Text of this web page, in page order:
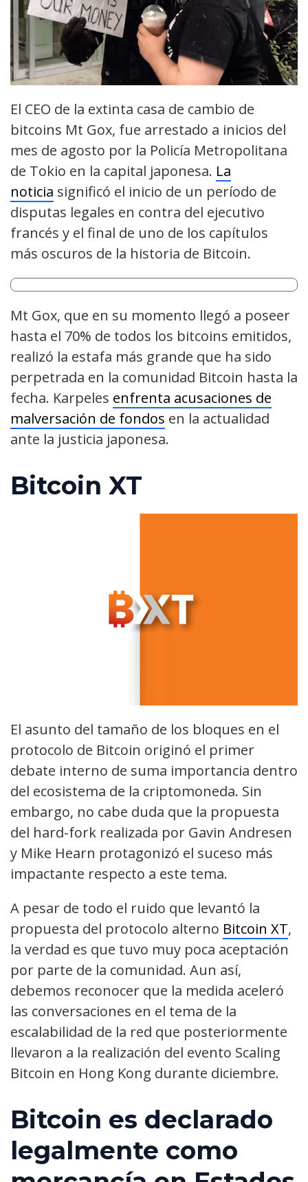
El CEO de la extinta casa de cambio de
bitcoins Mt Gox, fue arrestado a inicios del
mes de agosto por la Policía Metropolitana
de Tokio en la capital japonesa. La
noticia significó el inicio de un período de
disputas legales en contra del ejecutivo
francés y el final de uno de los capítulos
más oscuros de la historia de Bitcoin.
Mt Gox, que en su momento llegó a poseer
hasta el 70% de todos los bitcoins emitidos,
realizó la estafa más grande que ha sido
perpetrada en la comunidad Bitcoin hasta la
fecha. Karpeles enfrenta acusaciones de
malversación de fondos en la actualidad
ante la justicia japonesa.
Bitcoin XT
El asunto del tamaño de los bloques en el
protocolo de Bitcoin originó el primer
debate interno de suma importancia dentro
del ecosistema de la criptomoneda. Sin
embargo, no cabe duda que la propuesta
del hard-fork realizada por Gavin Andresen
y Mike Hearn protagonizó el suceso más
impactante respecto a este tema.
A pesar de todo el ruido que levantó la
propuesta del protocolo alterno Bitcoin XT,
la verdad es que tuvo muy poca aceptación
por parte de la comunidad. Aun así,
debemos reconocer que la medida aceleró
las conversaciones en el tema de la
escalabilidad de la red que posteriormente
llevaron a la realización del evento Scaling
Bitcoin en Hong Kong durante diciembre.
Bitcoin es declarado
legalmente como